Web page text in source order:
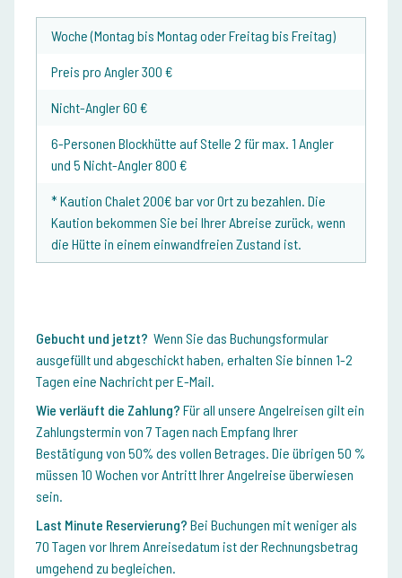
Woche (Montag bis Montag oder Freitag bis Freitag)
Preis pro Angler 300 €
Nicht-Angler 60 €
6-Personen Blockhütte auf Stelle 2 für max. 1 Angler
und 5 Nicht-Angler 800 €
* Kaution Chalet 200€ bar vor Ort zu bezahlen. Die
Kaution bekommen Sie bei Ihrer Abreise zurück, wenn
die Hütte in einem einwandfreien Zustand ist.
Gebucht und jetzt? Wenn Sie das Buchungsformular
ausgefüllt und abgeschickt haben, erhalten Sie binnen 1-2
Tagen eine Nachricht per E-Mail.
Wie verläuft die Zahlung? Für all unsere Angelreisen gilt ein
Zahlungstermin von 7 Tagen nach Empfang Ihrer
Bestätigung von 50% des vollen Betrages. Die übrigen 50 %
müssen 10 Wochen vor Antritt Ihrer Angelreise überwiesen
sein.
Last Minute Reservierung? Bei Buchungen mit weniger als
70 Tagen vor Ihrem Anreisedatum ist der Rechnungsbetrag
umgehend zu begleichen.